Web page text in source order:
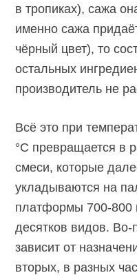
в тропиках), сажа
именно сажа
чёрный цвет), то
остальных
производитель не
Всё это при
°C превращается в
смеси, которые
укладываются на
платформы 700-800
десятков видов. Во-
зависит от
вторых, в разных